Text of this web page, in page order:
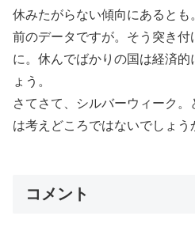
休みたがらない傾向にあるとも
前のデータですが。そう突き
に。休んでばかりの国は経済
ょう。
さてさて、シルバーウィーク。
は考えどころではないでしょう
コメント